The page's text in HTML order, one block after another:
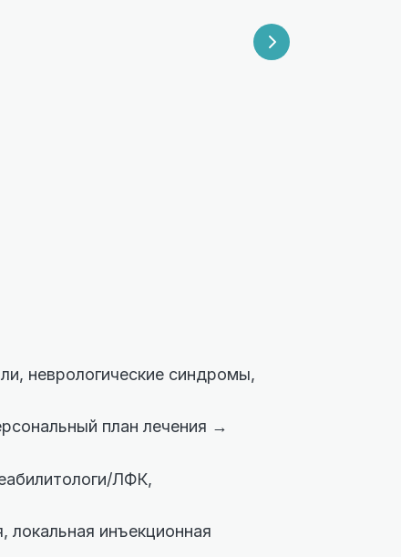
неврологические синдромы,
план лечения →
ЛФК,
локальная инъекционная